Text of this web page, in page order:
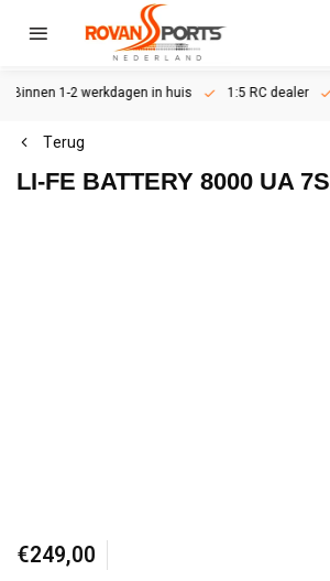
Binnen 1-2 werkdagen in huis 1:5 RC dealer
Terug
LI-FE BATTERY 8000 UA 7S
€249,00